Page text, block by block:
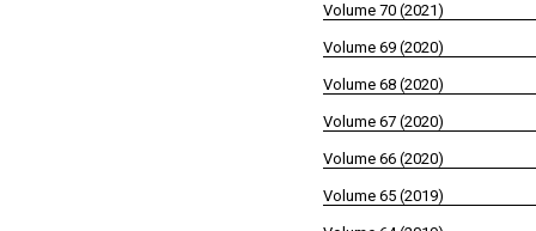
Volume 70 (2021)
Volume 69 (2020)
Volume 68 (2020)
Volume 67 (2020)
Volume 66 (2020)
Volume 65 (2019)